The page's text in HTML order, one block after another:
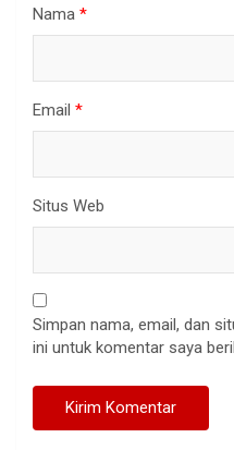
Nama *
Email *
Situs Web
Simpan nama, email, dan
ini untuk komentar saya